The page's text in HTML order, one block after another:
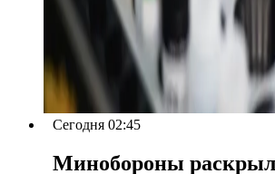
Сегодня 02:45
Минобороны